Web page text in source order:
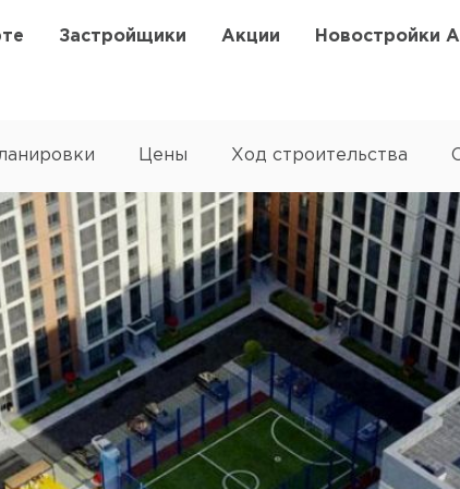
Застройщики Акции Новостройки
Цены Ход строительства